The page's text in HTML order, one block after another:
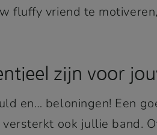
fluffy vriend te
zijn voor
en… beloningen! Een
ook jullie band.